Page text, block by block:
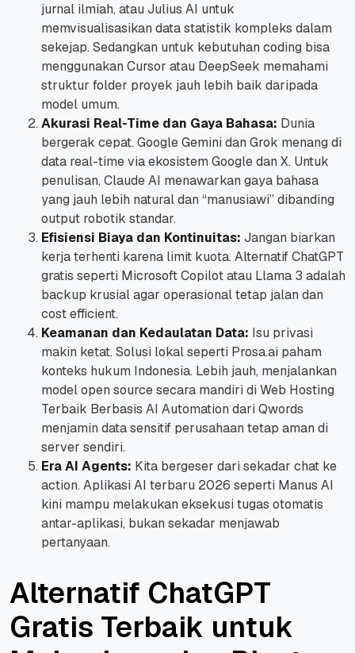
jurnal ilmiah, atau Julius AI untuk
memvisualisasikan data statistik kompleks dalam
sekejap. Sedangkan untuk kebutuhan coding bisa
menggunakan Cursor atau DeepSeek memahami
struktur folder proyek jauh lebih baik daripada
model umum.
Akurasi Real-Time dan Gaya Bahasa: Dunia
bergerak cepat. Google Gemini dan Grok menang di
data real-time via ekosistem Google dan X. Untuk
penulisan, Claude AI menawarkan gaya bahasa
yang jauh lebih natural dan “manusiawi” dibanding
output robotik standar.
Efisiensi Biaya dan Kontinuitas: Jangan biarkan
kerja terhenti karena limit kuota. Alternatif ChatGPT
gratis seperti Microsoft Copilot atau Llama 3 adalah
backup krusial agar operasional tetap jalan dan
cost efficient.
Keamanan dan Kedaulatan Data: Isu privasi
makin ketat. Solusi lokal seperti Prosa.ai paham
konteks hukum Indonesia. Lebih jauh, menjalankan
model open source secara mandiri di Web Hosting
Terbaik Berbasis AI Automation dari Qwords
menjamin data sensitif perusahaan tetap aman di
server sendiri.
Era AI Agents: Kita bergeser dari sekadar chat ke
action. Aplikasi AI terbaru 2026 seperti Manus AI
kini mampu melakukan eksekusi tugas otomatis
antar-aplikasi, bukan sekadar menjawab
pertanyaan.
Alternatif ChatGPT
Gratis Terbaik untuk